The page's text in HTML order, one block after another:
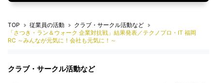
TOP 従業員の活動
クラブ・サークル活動など
「さつき・ラン＆ウォーク 企業対抗戦」結果発表／テクノプロ・IT 福岡
RC ～みんなが元気に！会社も元気に！～
クラブ・サークル活動など